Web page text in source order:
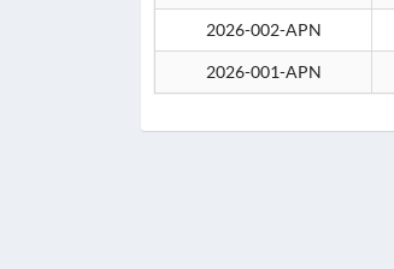
2026-002-APN
2026-001-APN